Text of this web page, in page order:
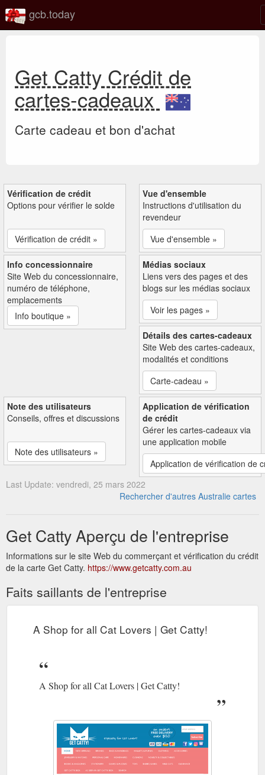
gcb.today
Get Catty Crédit de
cartes-cadeaux
Carte cadeau et bon d'achat
Vérification de crédit
Options pour vérifier le solde
Vérification de crédit »
Vue d'ensemble
Instructions d'utilisation du
revendeur
Vue d'ensemble »
Info concessionnaire
Site Web du concessionnaire,
numéro de téléphone,
emplacements
Info boutique »
Médias sociaux
Liens vers des pages et des
blogs sur les médias sociaux
Voir les pages »
Détails des cartes-cadeaux
Site Web des cartes-cadeaux,
modalités et conditions
Carte-cadeau »
Note des utilisateurs
Conseils, offres et discussions
Note des utilisateurs »
Application de vérification
de crédit
Gérer les cartes-cadeaux via
une application mobile
Application de vérification de
Last Update: vendredi, 25 mars 2022
Rechercher d'autres Australie cartes
Get Catty Aperçu de l'entreprise
Informations sur le site Web du commerçant et vérification du crédit
de la carte Get Catty. https://www.getcatty.com.au
Faits saillants de l'entreprise
A Shop for all Cat Lovers | Get Catty!
A Shop for all Cat Lovers | Get Catty!